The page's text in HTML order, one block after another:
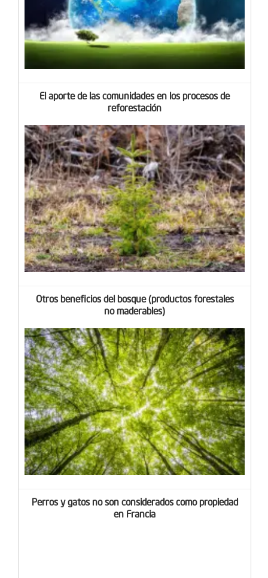
El aporte de las comunidades en los procesos de
reforestación
Otros beneficios del bosque (productos forestales
no maderables)
Perros y gatos no son considerados como propiedad
en Francia